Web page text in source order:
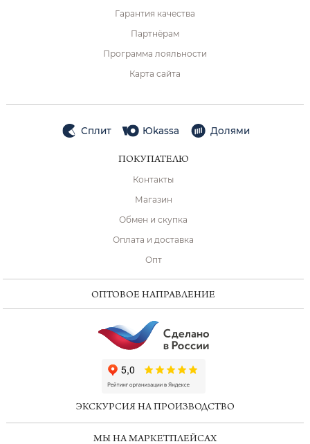
Гарантия качества
Партнёрам
Программа лояльности
Карта сайта
Сплит Юkassa Долями
ПОКУПАТЕЛЮ
Контакты
Магазин
Обмен и скупка
Оплата и доставка
Опт
ОПТОВОЕ НАПРАВЛЕНИЕ
ЭКСКУРСИЯ НА ПРОИЗВОДСТВО
МЫ НА МАРКЕТПЛЕЙСАХ